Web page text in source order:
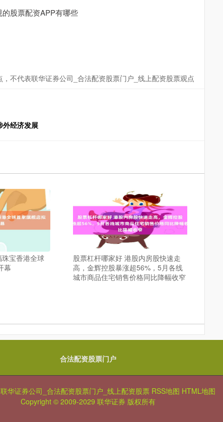
股票配资APP有哪些
不代表联华证券公司_合法配资股票门户_线上配资股票观点
外经济发展
宝香港全球
幕
股票杠杆哪家好 港股内房股快速走
高，金辉控股暴涨超56%，5月各线
城市商品住宅销售价格同比降幅收窄
合法配资股票门户
联华证券公司_合法配资股票门户_线上配资股票 RSS地图 HTML地图
Copyright © 2009-2029 联华证券 版权所有